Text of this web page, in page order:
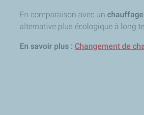
En comparaison avec un
alternative plus écologique à long
En savoir plus : Changement de